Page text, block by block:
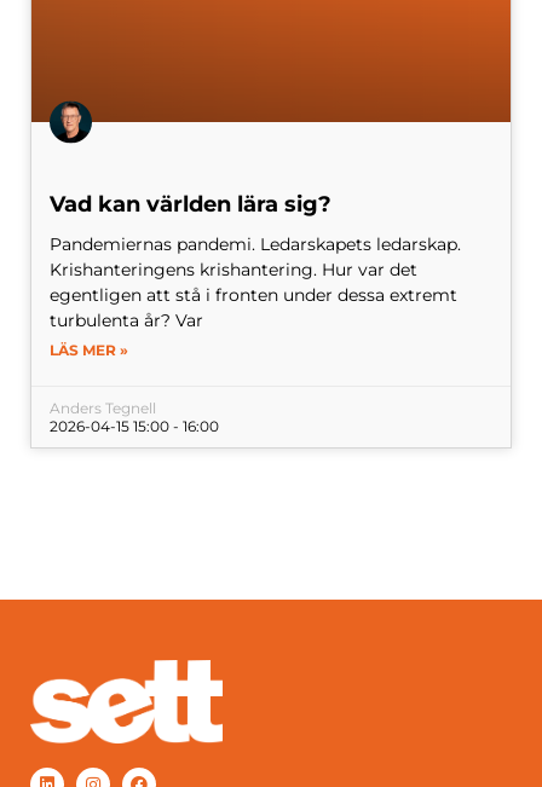
Vad kan världen lära sig?
Pandemiernas pandemi. Ledarskapets ledarskap.
Krishanteringens krishantering. Hur var det
egentligen att stå i fronten under dessa extremt
turbulenta år? Var
LÄS MER »
Anders Tegnell
2026-04-15 15:00 - 16:00